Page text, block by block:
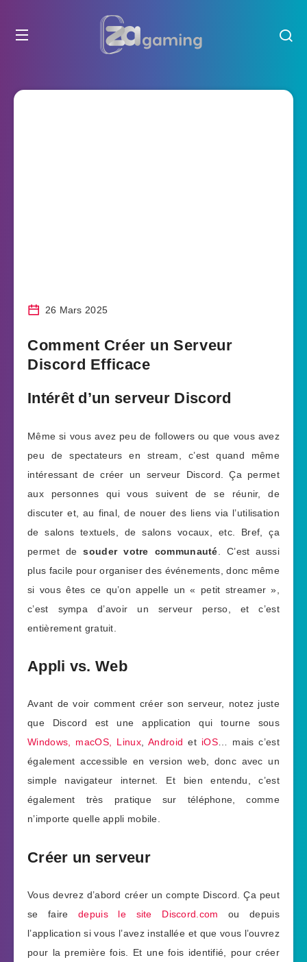
26 Mars 2025
Comment Créer un Serveur
Discord Efficace
Intérêt d’un serveur Discord
Même si vous avez peu de followers ou que vous avez
peu de spectateurs en stream, c’est quand même
intéressant de créer un serveur Discord. Ça permet
aux personnes qui vous suivent de se réunir, de
discuter et, au final, de nouer des liens via l’utilisation
de salons textuels, de salons vocaux, etc. Bref, ça
permet desouder votre communauté . C’est aussi
plus facile pour organiser des événements, donc même
si vous êtes ce qu’on appelle un « petit streamer »,
c’est sympa d’avoir un serveur perso, et c’est
entièrement gratuit.
Appli vs. Web
Avant de voir comment créer son serveur, notez juste
que Discord est une application qui tourne sous
Windows, macOS, Linux,Android et iOS… mais c’est
également accessible en version web, donc avec un
simple navigateur internet. Et bien entendu, c’est
également très pratique sur téléphone, comme
n’importe quelle appli mobile.
Créer un serveur
Vous devrez d’abord créer un compte Discord. Ça peut
se fairedepuis le site Discord.com ou depuis
l’application si vous l’avez installée et que vous l’ouvrez
pour la première fois. Et une fois identifié, pour créer